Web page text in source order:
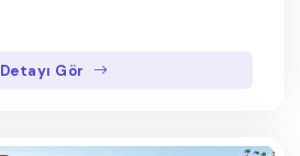
Detayı Gör